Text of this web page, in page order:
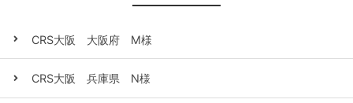
CRS大阪 大阪府 M様
CRS大阪 兵庫県 N様